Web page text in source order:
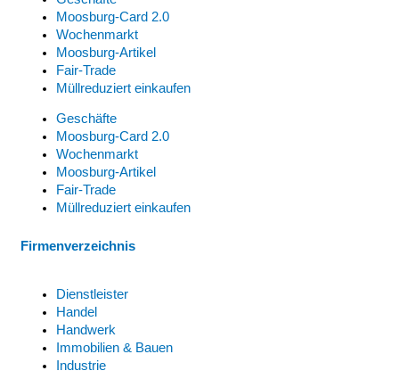
Moosburg-Card 2.0
Wochenmarkt
Moosburg-Artikel
Fair-Trade
Müllreduziert einkaufen
Geschäfte
Moosburg-Card 2.0
Wochenmarkt
Moosburg-Artikel
Fair-Trade
Müllreduziert einkaufen
Firmenverzeichnis
Dienstleister
Handel
Handwerk
Immobilien & Bauen
Industrie